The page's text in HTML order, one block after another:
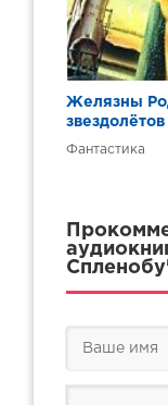
Желязны
звездолётов
Фантастика